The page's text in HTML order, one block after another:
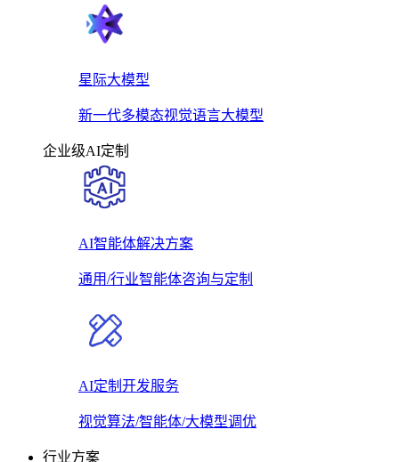
星际大模型
新一代多模态视觉语言大模型
企业级AI定制
AI智能体解决方案
通用/行业智能体咨询与定制
AI定制开发服务
视觉算法/智能体/大模型调优
行业方案